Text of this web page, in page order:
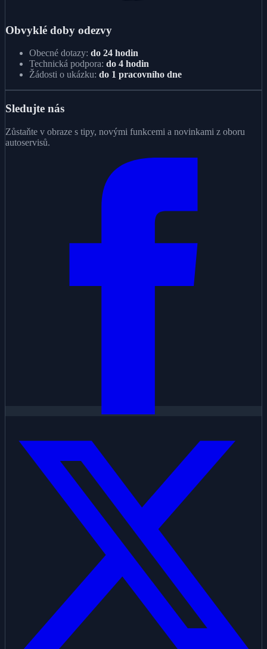
Obvyklé doby odezvy
Obecné dotazy: do 24 hodin
Technická podpora: do 4 hodin
Žádosti o ukázku: do 1 pracovního dne
Sledujte nás
Zůstaňte v obraze s tipy, novými funkcemi a novinkami z oboru
autoservisů.